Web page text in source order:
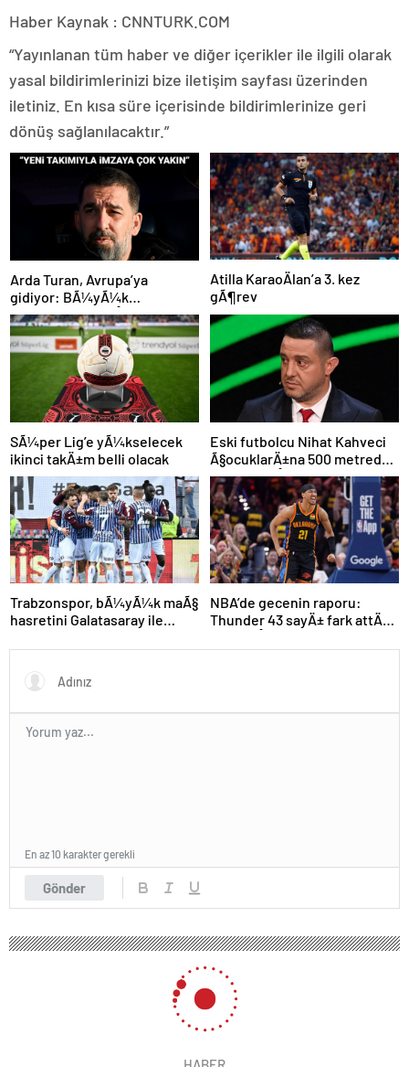
Haber Kaynak : CNNTURK.COM
“Yayınlanan tüm haber ve diğer içerikler ile ilgili olarak
yasal bildirimlerinizi bize iletişim sayfası üzerinden
iletiniz. En kısa süre içerisinde bildirimlerinize geri
dönüş sağlanılacaktır.”
Arda Turan, Avrupa’ya
gidiyor: BÃ¼yÃ¼k
Ã¶lÃ§Ã¼de anlaÅmaya
varÄ±ldÄ±
Atilla KaraoÄlan’a 3. kez
gÃ¶rev
SÃ¼per Lig’e yÃ¼kselecek
ikinci takÄ±m belli olacak
Eski futbolcu Nihat Kahveci
Ã§ocuklarÄ±na 500 metreden
fazla yaklaÅamayacak
Trabzonspor, bÃ¼yÃ¼k maÃ§
hasretini Galatasaray ile
NBA’de gecenin raporu:
Thunder 43 sayÄ± fark attÄ±,
Gönder
En az 10 karakter gerekli